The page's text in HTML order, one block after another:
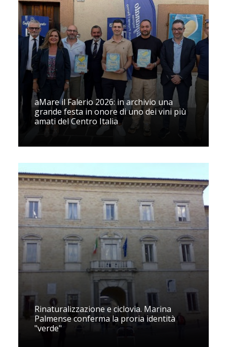
aMare il Falerio 2026: in archivio una
grande festa in onore di uno dei vini più
amati del Centro Italia
Rinaturalizzazione e ciclovia. Marina
Palmense conferma la proria identità
"verde"